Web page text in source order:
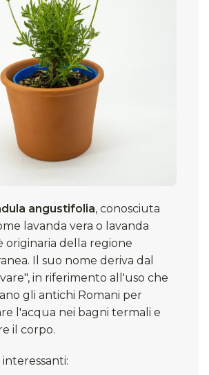
angustifolia, conosciuta
lavanda vera o lavanda
originaria della regione
Il suo nome deriva dal
in riferimento all'uso che
gli antichi Romani per
l'acqua nei bagni termali e
il corpo.​